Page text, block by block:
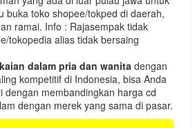
buka toko shopee/tokped di daerah,
ramai. Info : Rajasempak tidak
tokopedia alias tidak bersaing
dalam pria dan wanita dengan
kompetitif di Indonesia, bisa Anda
dengan membandingkan harga cd
dengan merek yang sama di pasar.